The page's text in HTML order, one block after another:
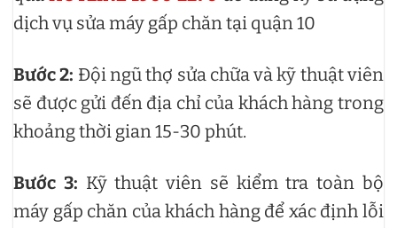
dịch vụ sửa máy gấp chăn tại quận 10
Bước 2: Đội ngũ thợ sửa chữa và kỹ thuật viên
sẽ được gửi đến địa chỉ của khách hàng trong
khoảng thời gian 15-30 phút.
Bước 3: Kỹ thuật viên sẽ kiểm tra toàn bộ
máy gấp chăn của khách hàng để xác định lỗi